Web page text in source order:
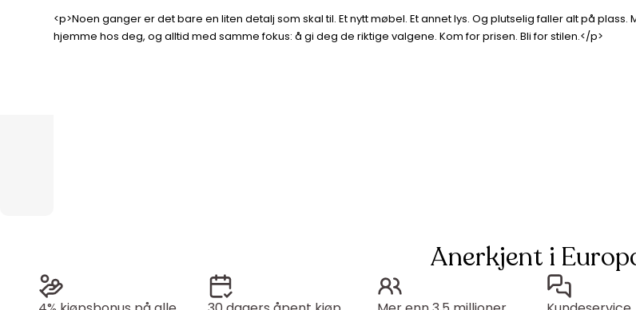
<p>Noen ganger er det bare en liten detalj som skal til. Et nytt møbel. Et annet lys. Og plutselig faller alt på
hjemme hos deg, og alltid med samme fokus: å gi deg de riktige valgene. Kom for prisen. Bli for stilen.</p>
Anerkjent i